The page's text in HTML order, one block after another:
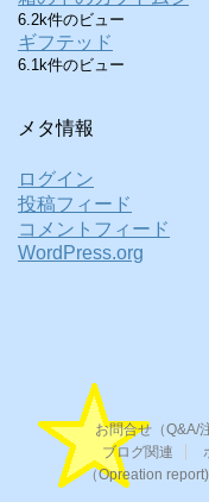
6.2k件のビュー
ギフテッド
6.1k件のビュー
メタ情報
ログイン
投稿フィード
コメントフィード
WordPress.org
お問合せ（Q&A/
ブログ関連
（Opreation report)